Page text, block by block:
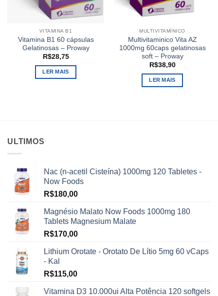
VITAMINA B1
Vitamina B1 60 cápsulas
Gelatinosas – Proway
R$28,75
LER MAIS
MULTIVITAMÍNICO
Multivitaminico Vita AZ
1000mg 60caps gelatinosas
soft – Proway
R$38,90
LER MAIS
ULTIMOS
Nac (n-acetil Cisteína) 1000mg 120 Tabletes -
Now Foods
R$180,00
Magnésio Malato Now Foods 1000mg 180
Tablets Magnesium Malate
R$170,00
Lithium Orotate - Orotato De Lítio 5mg 60 vCaps
- Kal
R$115,00
Vitamina D3 10.000ui Alta Potência 120 softgels